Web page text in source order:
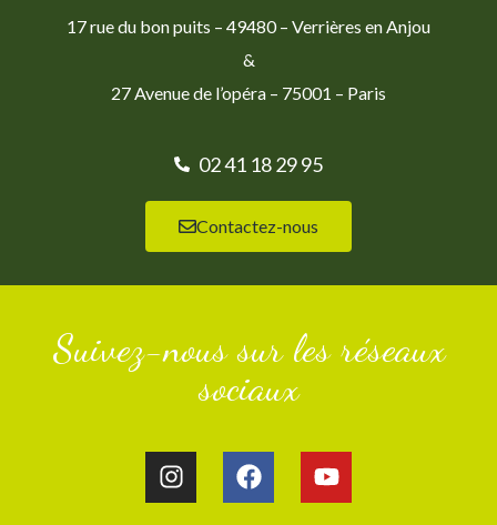
17 rue du bon puits – 49480 – Verrières en Anjou
&
27 Avenue de l’opéra – 75001 – Paris
02 41 18 29 95
Contactez-nous
Suivez-nous sur les réseaux
sociaux